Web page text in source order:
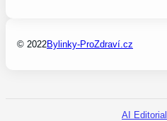
© 2022Bylinky-ProZdraví.cz
AI